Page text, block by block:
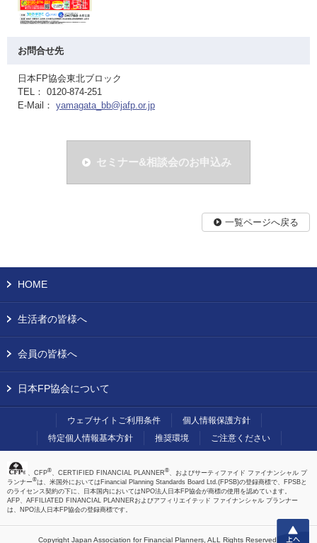
お問合せ先
日本FP協会東北ブロック
TEL： 0120-874-251
E-Mail： yamagata_bb@jafp.or.jp
セミナー&相談会のお申込み
一覧ページへ戻る
上へ
HOME
生活者の皆様へ
会員の皆様へ
日本FP協会について
ウェブサイトご利用条件
個人情報保護方針
特定個人情報基本方針
推奨環境 ご注意ください
、CFP® 、CERTIFIED FINANCIAL PLANNER® 、およびサーティファイド ファイナンシャル プ
ランナー®は、米国外においてはFinancial Planning Standards Board Ltd.(FPSB)の登録商標で、FPSBと
のライセンス契約の下に、日本国内においてはNPO法人日本FP協会が商標の使用を認めています。
AFP、AFFILIATED FINANCIAL PLANNERおよびアフィリエイテッド ファイナンシャル プランナー
は、NPO法人日本FP協会の登録商標です。
Copyright Japan Association for Financial Planners, ALL Rights Reserved.